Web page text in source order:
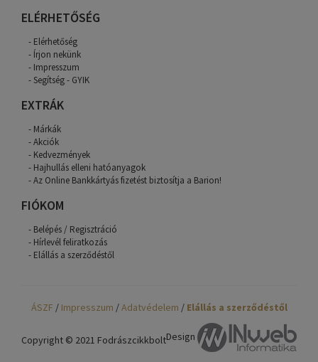
ELÉRHETŐSÉG
Elérhetőség
Írjon nekünk
Impresszum
Segítség - GYIK
EXTRÁK
Márkák
Akciók
Kedvezmények
Hajhullás elleni hatóanyagok
Az Online Bankkártyás fizetést biztosítja a Barion!
FIÓKOM
Belépés / Regisztráció
Hírlevél feliratkozás
Elállás a szerződéstől
ÁSZF / Impresszum /Adatvédelem / Elállás a szerződéstől
Copyright © 2021 FodrászcikkboltDesign